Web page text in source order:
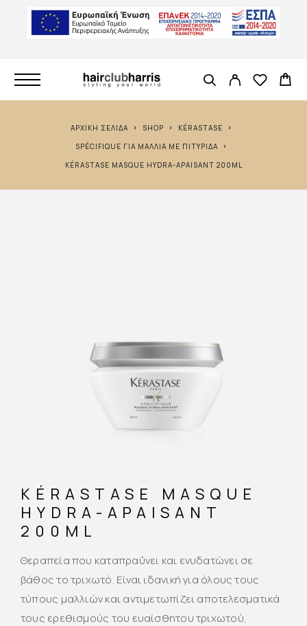
ΑΡΧΙΚΉ ΣΕΛΊΔΑ SHOP
KÉRASTASE
SPÉCIFIQUE ΓΙΑ ΜΑΛΛΙΆ ΜΕ ΠΙΤΥΡΊΔΑ
KÉRASTASE MASQUE HYDRA-APAISANT 200ML
KÉRASTASE MASQUE
HYDRA-APAISANT
200ML
Θεραπεία που καταπραΰνει και ενυδατώνει σε
βάθος το τριχωτό. Είναι ιδανική για όλους τους
τύπους μαλλιών και αντιμετωπίζει αποτελεσματικά
τους ερεθισμούς του ευαίσθητου τριχωτού,